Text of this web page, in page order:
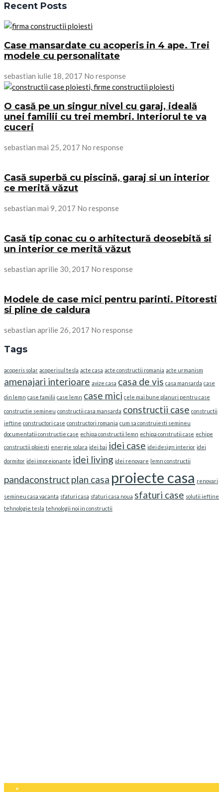
Recent Posts
Case mansardate cu acoperis in 4 ape. Trei
modele cu personalitate
sebastian iulie 18, 2017 No response
O casă pe un singur nivel cu garaj, ideală
unei familii cu trei membri. Interiorul te va
cuceri
sebastian mai 25, 2017 No response
Casă superbă cu piscină, garaj si un interior
ce merită văzut
sebastian mai 9, 2017 No response
Casă tip conac cu o arhitectură deosebită si
un interior ce merită văzut
sebastian aprilie 30, 2017 No response
Modele de case mici pentru parinti. Pitoresti
si pline de caldura
sebastian aprilie 26, 2017 No response
Tags
acoperis solar acoperisul tesla acte casa acte constructii romania acte urmanism
amenajari interioare avize casa casa de vis casa mansarda case
din lemn case familii case lemn case mici cele mai bune planuri pentru case
constructie semineu constructii casa mansarda constructii case constructii
ieftine constructori case constructori romania cum sa construiesti semineu
documentatii constructie case echipa constructii lemn echipa construtii case echipe
constructii ploiesti energie solara idei bai idei case idei design interior idei
dormitor idei impreionante idei living idei renovare lemn constructii
pandaconstruct plan casa proiecte casa renovari
semineu casa vacanta sfaturi casa sfaturi casa noua sfaturi case solutii ieftine
tehnologie tesla tehnologii noi in constructii